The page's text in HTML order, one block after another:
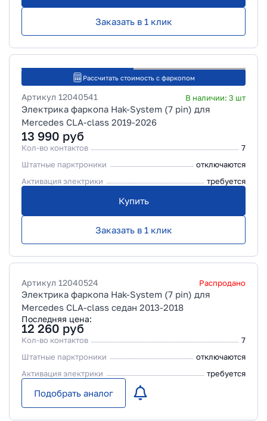
Заказать в 1 клик
Рассчитать стоимость с фаркопом
Артикул 12040541 В наличии: 3 шт
Электрика фаркопа Hak-System (7 pin) для
Mercedes CLA-class 2019-2026
13 990 руб
Кол-во контактов
7
Штатные парктроники
отключаются
Активация электрики
требуется
Купить
Заказать в 1 клик
Артикул 12040524 Распродано
Электрика фаркопа Hak-System (7 pin) для
Mercedes CLA-class седан 2013-2018
Последняя цена:
12 260 руб
Кол-во контактов
7
Штатные парктроники
отключаются
Активация электрики
требуется
Подобрать аналог